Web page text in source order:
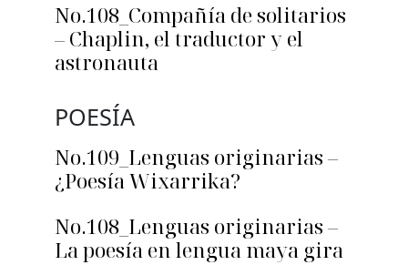
No.108_Compañía de solitarios
– Chaplin, el traductor y el
astronauta
POESÍA
No.109_Lenguas originarias –
¿Poesía Wixarrika?
No.108_Lenguas originarias –
La poesía en lengua maya gira